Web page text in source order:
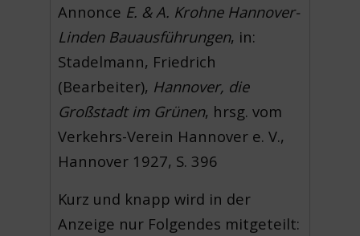
Annonce E. & A. Krohne Hannover-
Linden Bauausführungen, in:
Stadelmann, Friedrich
(Bearbeiter), Hannover, die
Großstadt im Grünen, hrsg. vom
Verkehrs-Verein Hannover e. V.,
Hannover 1927, S. 396
Kurz und knapp wird in der
Anzeige nur Folgendes mitgeteilt: